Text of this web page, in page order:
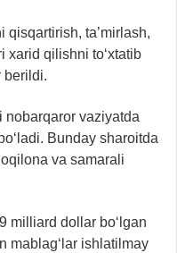
qisqartirish, ta’mirlash,
xarid qilishni to‘xtatib
berildi.
vaziyatda
Bunday sharoitda
oqilona va samarali
milliard dollar bo‘lgan
mablag‘lar ishlatilmay